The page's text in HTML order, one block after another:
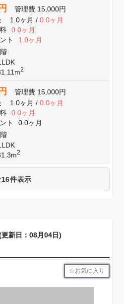
管理費 15,000円
1.0ヶ月/ 0.0ヶ月
0.0ヶ月
ト
1.0ヶ月
2
管理費 15,000円
1.0ヶ月/ 0.0ヶ月
0.0ヶ月
ト
0.0ヶ月
2
16件表示
更新日：08月04日)
お気に入り